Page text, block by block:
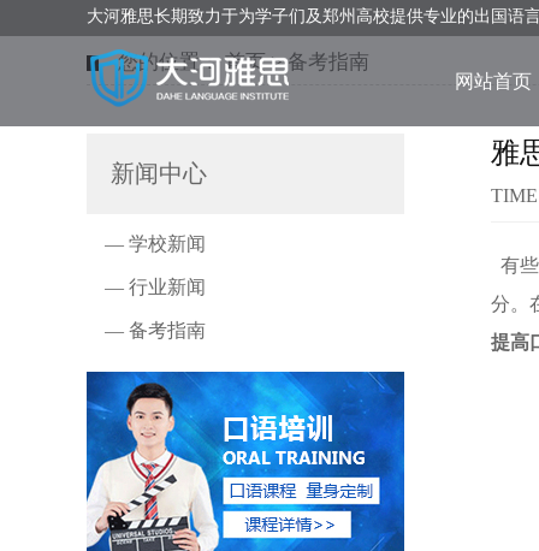
大河雅思长期致力于为学子们及郑州高校提供专业的出国语
网站首页
您的位置：首页>备考指南
新闻中心
— 学校新闻
— 行业新闻
— 备考指南
雅
TIME
有
分。
提高